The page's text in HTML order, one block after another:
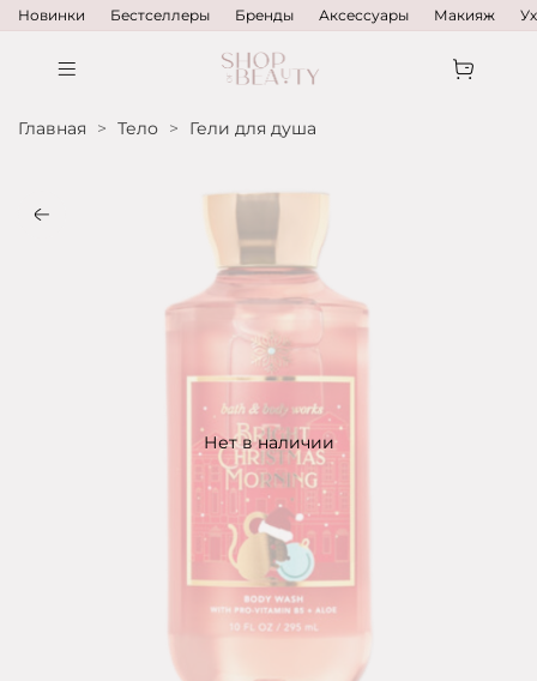
Новинки Бестселлеры Бренды Аксессуары Макияж
Главная Тело Гели для душа
Нет в наличии